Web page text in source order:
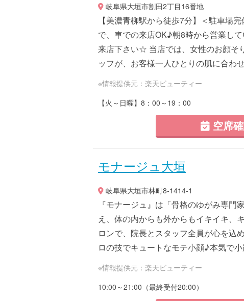
岐阜県大垣市割田2丁目16番地
【美濃青柳駅から徒歩7分】＜駐車場
で、車での来店OK♪朝8時から営業し
来店下さい☆ 当店では、女性のお顔そ
ッフが、お客様一人ひとりの肌に合わ
※情報提供元：楽天ビューティー
【火～日曜】8：00～19：00
空席
モナージュ大垣
岐阜県大垣市林町8-1414-1
『モナージュ』は「骨格のゆがみ専
え、体の内からも外からもイキイキ、
ロンで、院長とスタッフ全員が心を込
ロの技でキュートなモテ小顔♪本気で
※情報提供元：楽天ビューティー
10:00～21:00（最終受付20:00）